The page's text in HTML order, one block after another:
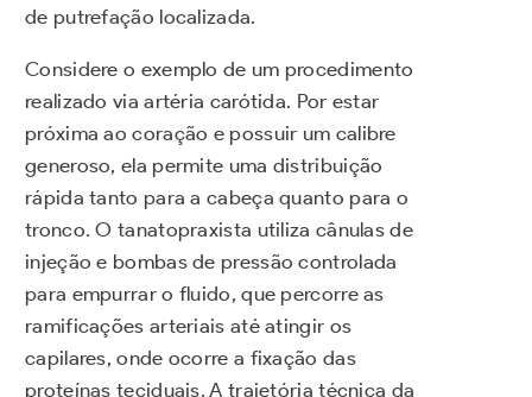
de putrefação localizada.
Considere o exemplo de um procedimento
realizado via artéria carótida. Por estar
próxima ao coração e possuir um calibre
generoso, ela permite uma distribuição
rápida tanto para a cabeça quanto para o
tronco. O tanatopraxista utiliza cânulas de
injeção e bombas de pressão controlada
para empurrar o fluido, que percorre as
ramificações arteriais até atingir os
capilares, onde ocorre a fixação das
proteínas teciduais. A trajetória técnica da